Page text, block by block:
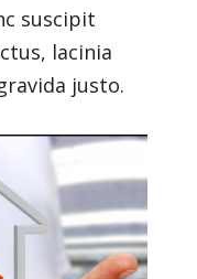
suscipit
lacinia
justo.